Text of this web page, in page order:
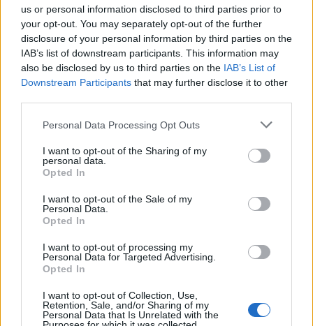
us or personal information disclosed to third parties prior to
your opt-out. You may separately opt-out of the further
disclosure of your personal information by third parties on the
IAB’s list of downstream participants. This information may
also be disclosed by us to third parties on the IAB’s List of
Downstream Participants that may further disclose it to other
Personal Data Processing Opt Outs
I want to opt-out of the Sharing of my
personal data.
Opted In
I want to opt-out of the Sale of my
Personal Data.
Opted In
I want to opt-out of processing my
Personal Data for Targeted Advertising.
Opted In
I want to opt-out of Collection, Use,
Retention, Sale, and/or Sharing of my
Personal Data that Is Unrelated with the
Responder
ogp
Publicado10 de Diciembre del 2009
Nuevas y más baratas seguro que no encuentras...ahora a ver
como quedan puestas, no tienen mala pinta
Responder
correpatras
Si a algo se le puede llamar chollo, es a tu compra, 120 pavos 4
tienen buena pinta, por cierto ¿viste el ET?, a ver si ahora no las
vas a poder montar, viene por dentro de la llanta generalmente, o